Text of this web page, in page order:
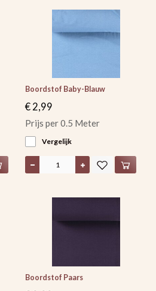
Boordstof Baby-Blauw
€ 2,99
Prijs per 0.5 Meter
Vergelijk
Boordstof Paars